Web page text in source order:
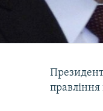
Президент